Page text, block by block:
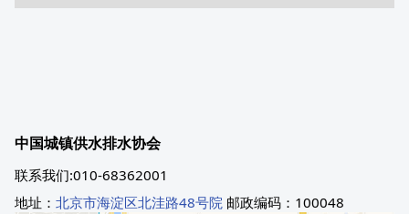
中国城镇供水排水协会
联系我们:010-68362001
地址： 北京市海淀区北洼路48号院 邮政编码：100048